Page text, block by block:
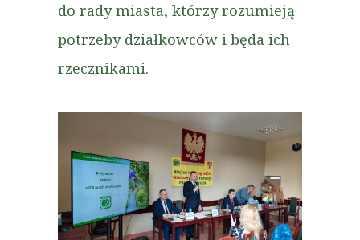
do rady miasta, którzy rozumieją
potrzeby działkowców i będa ich
rzecznikami.